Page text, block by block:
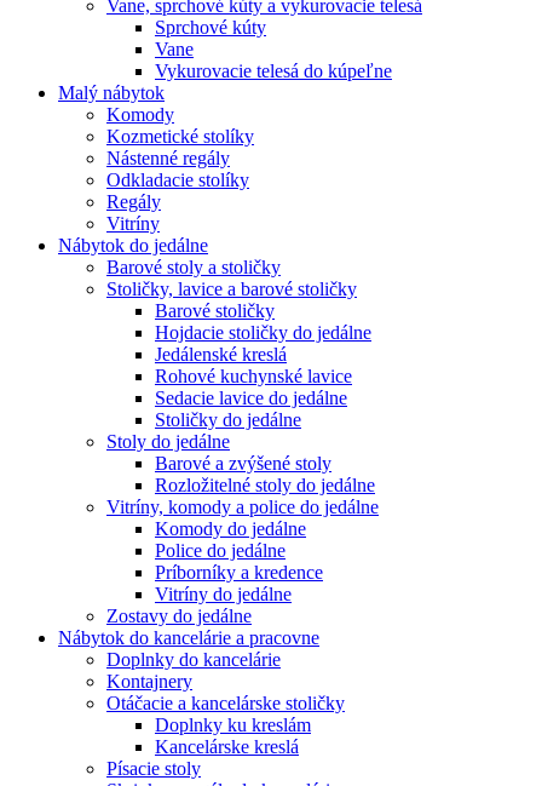
Vane, sprchové kúty a vykurovacie telesá
Sprchové kúty
Vane
Vykurovacie telesá do kúpeľne
Malý nábytok
Komody
Kozmetické stolíky
Nástenné regály
Odkladacie stolíky
Regály
Vitríny
Nábytok do jedálne
Barové stoly a stoličky
Stoličky, lavice a barové stoličky
Barové stoličky
Hojdacie stoličky do jedálne
Jedálenské kreslá
Rohové kuchynské lavice
Sedacie lavice do jedálne
Stoličky do jedálne
Stoly do jedálne
Barové a zvýšené stoly
Rozložitelné stoly do jedálne
Vitríny, komody a police do jedálne
Komody do jedálne
Police do jedálne
Príborníky a kredence
Vitríny do jedálne
Zostavy do jedálne
Nábytok do kancelárie a pracovne
Doplnky do kancelárie
Kontajnery
Otáčacie a kancelárske stoličky
Doplnky ku kreslám
Kancelárske kreslá
Písacie stoly